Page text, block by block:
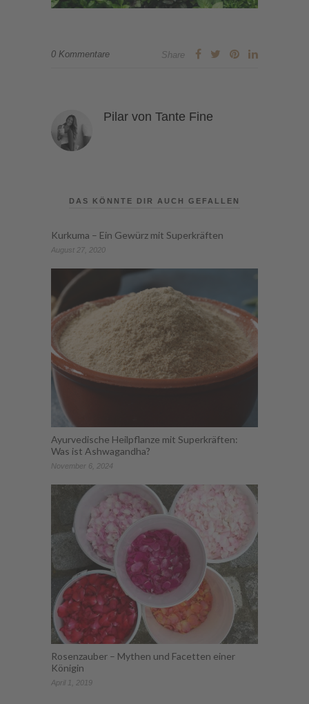
0 Kommentare Share
Pilar von Tante Fine
DAS KÖNNTE DIR AUCH GEFALLEN
Kurkuma – Ein Gewürz mit Superkräften
August 27, 2020
Ayurvedische Heilpflanze mit Superkräften:
Was ist Ashwagandha?
November 6, 2024
Rosenzauber – Mythen und Facetten einer
Königin
April 1, 2019